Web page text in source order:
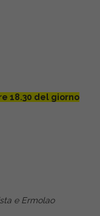
18.30 del giorno
e Ermolao